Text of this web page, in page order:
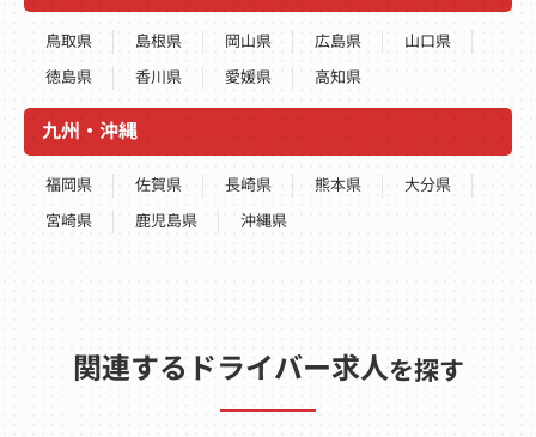
鳥取県 島根県 岡山県 広島県
山口県
徳島県
香川県 愛媛県 高知県
九州・沖縄
福岡県 佐賀県 長崎県 熊本県
大分県
宮崎県
鹿児島県 沖縄県
関連するドライバー求人を探す